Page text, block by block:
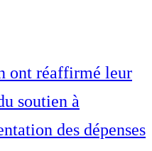
ont réaffirmé leur
soutien à
des dépenses